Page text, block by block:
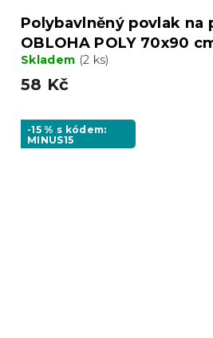
Polybavlněný povlak na
OBLOHA POLY 70x90
Skladem (2 ks)
58 Kč
-15 % s kódem:
MINUS15